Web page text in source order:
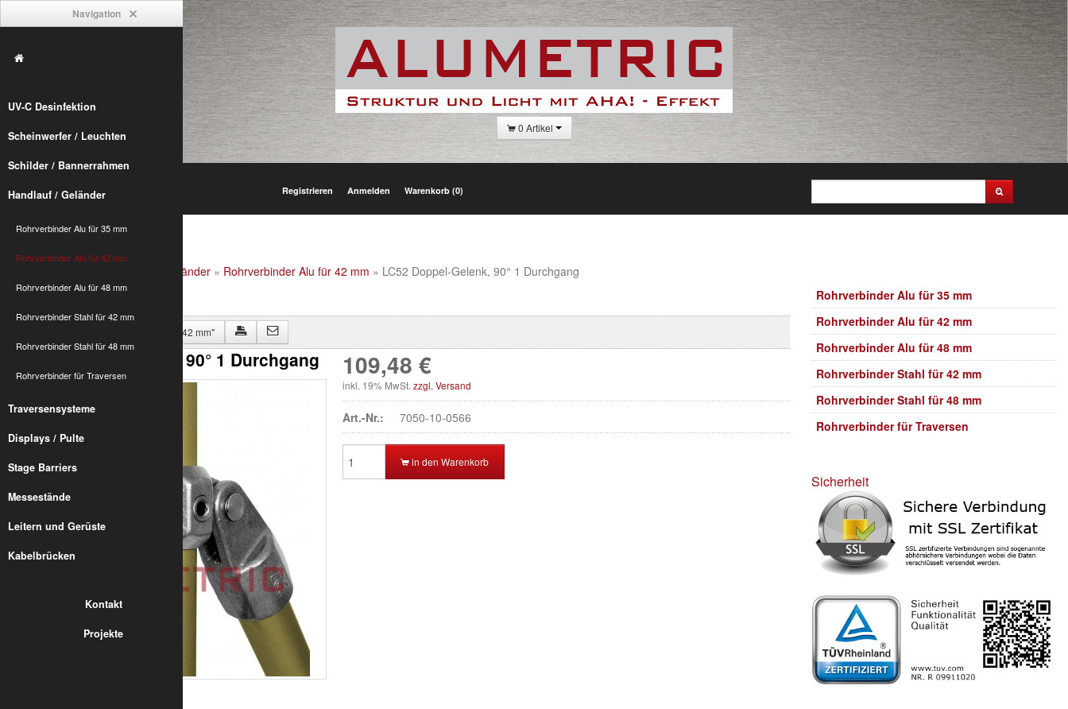
Navigation
UV-C Desinfektion
Scheinwerfer / Leuchten
Schilder / Bannerrahmen
Handlauf / Geländer
Rohrverbinder Alu für 35 mm
Rohrverbinder Alu für 42 mm
Rohrverbinder Alu für 48 mm
Rohrverbinder Stahl für 42 mm
Rohrverbinder Stahl für 48 mm
Rohrverbinder für Traversen
Traversensysteme
Displays / Pulte
Stage Barriers
Messestände
Leitern und Gerüste
Kabelbrücken
Kontakt
Projekte
0 Artikel
Registrieren Anmelden Warenkorb (0)
Handlauf / Geländer » Rohrverbinder Alu für 42 mm » LC52 Doppel-Gelenk, 90° 1 Durchgang
Zurück zu "Rohrverbinder Alu für 42 mm"
LC52 Doppel-Gelenk, 90° 1 Durchgang 109,48 €
inkl. 19% MwSt.zzgl. Versand
Art.-Nr.: 7050-10-0566
in den Warenkorb
Rohrverbinder Alu für 35 mm
Rohrverbinder Alu für 42 mm
Rohrverbinder Alu für 48 mm
Rohrverbinder Stahl für 42 mm
Rohrverbinder Stahl für 48 mm
Rohrverbinder für Traversen
Sicherheit